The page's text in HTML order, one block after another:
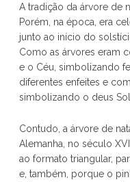
A tradição da árvore de
Porém, na época, era
junto ao início do
Como as árvores eram
e o Céu, simbolizando
diferentes enfeites e
simbolizando o deus Sol.
Contudo, a árvore de
Alemanha, no século
ao formato triangular,
e, também, porque o